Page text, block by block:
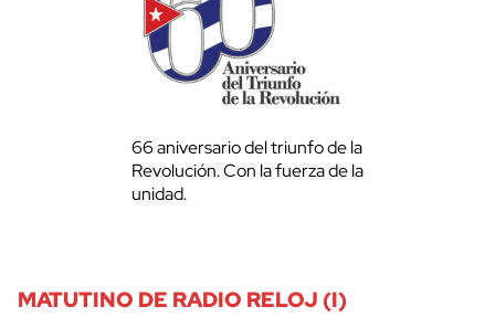
66 aniversario del triunfo de la
Revolución. Con la fuerza de la
unidad.
MATUTINO DE RADIO RELOJ (I)